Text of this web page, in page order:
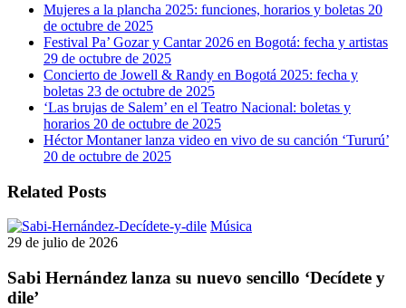
Mujeres a la plancha 2025: funciones, horarios y boletas 20
de octubre de 2025
Festival Pa’ Gozar y Cantar 2026 en Bogotá: fecha y artistas
29 de octubre de 2025
Concierto de Jowell & Randy en Bogotá 2025: fecha y
boletas 23 de octubre de 2025
‘Las brujas de Salem’ en el Teatro Nacional: boletas y
horarios 20 de octubre de 2025
Héctor Montaner lanza video en vivo de su canción ‘Tururú’
20 de octubre de 2025
Related Posts
Música
su
29 de julio de 2026
Sabi Hernández lanza su nuevo sencillo ‘Decídete y
dile’